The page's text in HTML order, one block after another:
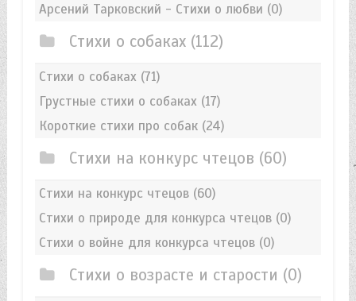
Арсений Тарковский - Стихи о любви (0)
Стихи о собаках(112)
Стихи о собаках (71)
Грустные стихи о собаках (17)
Короткие стихи про собак(24)
Стихи на конкурс чтецов (60)
Стихи на конкурс чтецов(60)
Стихи о природе для конкурса чтецов(0)
Стихи о войне для конкурса чтецов(0)
Стихи о возрасте и старости (0)